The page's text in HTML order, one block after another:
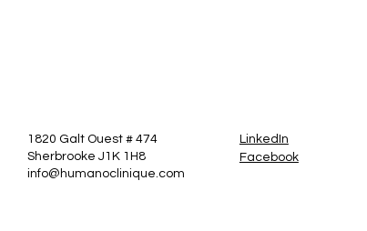
1820 Galt Ouest # 474
Sherbrooke J1K 1H8
info@humanoclinique.com
LinkedIn
Facebook